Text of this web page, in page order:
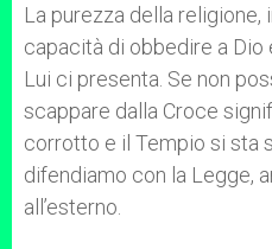
La purezza della religione,
capacità di obbedire a
Lui ci presenta. Se non
scappare dalla Croce
corrotto e il Tempio si sta
difendiamo con la Legge,
all’esterno.